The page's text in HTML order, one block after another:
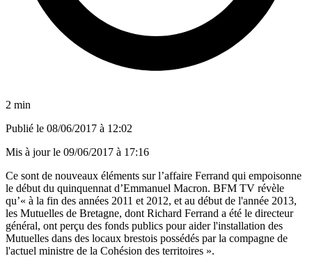
2 min
Publié le 08/06/2017 à 12:02
Mis à jour le 09/06/2017 à 17:16
Ce sont de nouveaux éléments sur l’affaire Ferrand qui empoisonne
le début du quinquennat d’Emmanuel Macron. BFM TV révèle
qu’« à la fin des années 2011 et 2012, et au début de l'année 2013,
les Mutuelles de Bretagne, dont Richard Ferrand a été le directeur
général, ont perçu des fonds publics pour aider l'installation des
Mutuelles dans des locaux brestois possédés par la compagne de
l'actuel ministre de la Cohésion des territoires ».